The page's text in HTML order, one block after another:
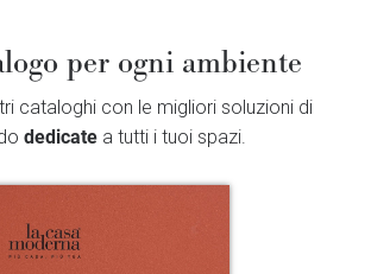
per ogni ambiente
cataloghi con le migliori soluzioni di
dedicate a tutti i tuoi spazi.